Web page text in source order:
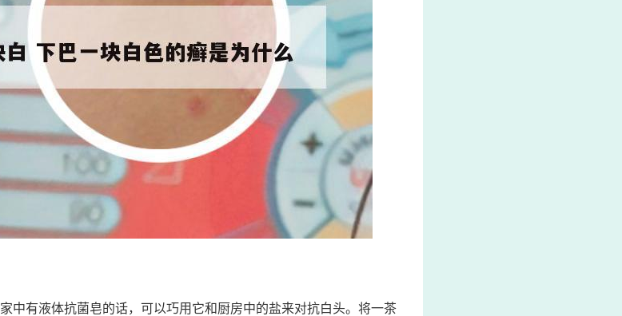
中有液体抗菌皂的话，可以巧用它和厨房中的盐来对抗白头。将一茶